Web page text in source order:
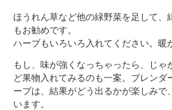
ほうれん草など他の緑野菜を足して、
もお勧めです。
ハーブもいろいろ入れてください。暖
もし、味が強くなっちゃったら、じゃ
ど果物入れてみるのも一案。ブレンダ
ープは、結果がどう出るかが楽しみで
います。